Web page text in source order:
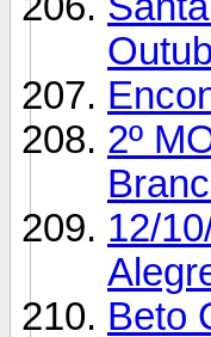
2º
12/
Beto